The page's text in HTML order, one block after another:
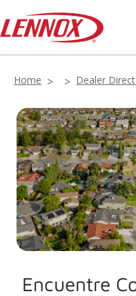
Home Dealer
Encuentre